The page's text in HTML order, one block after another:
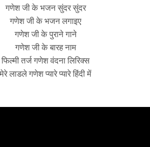
गणेश जी के भजन सुंदर सुंदर
गणेश जी के भजन लगाइए
गणेश जी के पुराने गाने
गणेश जी के बारह नाम
फिल्मी तर्ज गणेश वंदना लिरिक्स
मेरे लाडले गणेश प्यारे प्यारे हिंदी में